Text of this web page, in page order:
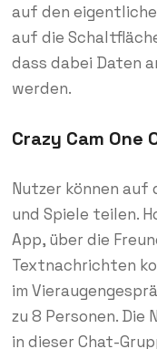
auf den
auf die
dass dabei Daten
werden.
Crazy Cam One
Nutzer können auf
und Spiele teilen.
App, über die
Textnachrichten
im
zu 8 Personen. Die
in dieser Chat-